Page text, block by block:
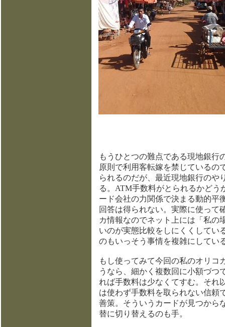
もうひとつの難点である現地銀行
原則で利用客転嫁を禁じているの
られるのだが、最近現地銀行のや
る。ATM手数料がとられるかどう
ード会社の力関係で決まる動的平
回答は得られない。実際に使って
カ情報なのでネット上には「私の
いのが実態比較をしにくくしてい
のもいっそう事情を複雑にしてい
もし使ってみて今回の私のオリコ
うなら、細かく複数回に小額づつ
れば手数料は少なくてすむ。それ
は使わず手数料を取られない信頼
善策。そういうカードが見つから
替に切り替えるのも手。